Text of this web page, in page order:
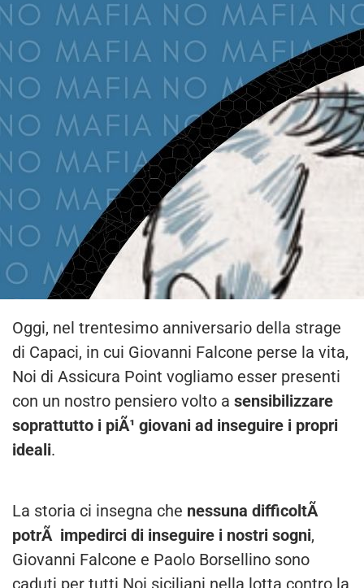
Oggi, nel trentesimo anniversario della strage
di Capaci, in cui Giovanni Falcone perse la vita,
Noi di Assicura Point vogliamo esser presenti
con un nostro pensiero volto a sensibilizzare
soprattutto i piÃ¹ giovani ad inseguire i propri
ideali.
La storia ci insegna che nessuna difficoltÃ
potrÃ impedirci di inseguire i nostri sogni,
Giovanni Falcone e Paolo Borsellino sono
caduti per tutti Noi siciliani nella lotta contro la